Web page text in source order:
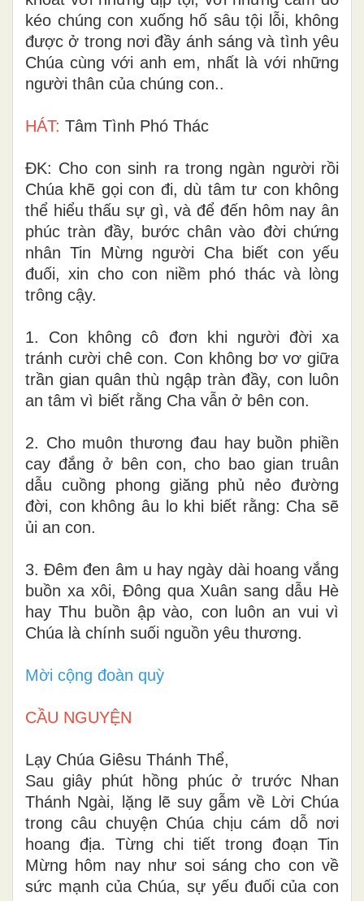
kéo chúng con xuống hố sâu tội lỗi, không
được ở trong nơi đầy ánh sáng và tình yêu
Chúa cùng với anh em, nhất là với những
người thân của chúng con..
HÁT: Tâm Tình Phó Thác
ÐK: Cho con sinh ra trong ngàn người rồi
Chúa khẽ gọi con đi, dù tâm tư con không
thể hiểu thấu sự gì, và để đến hôm nay ân
phúc tràn đầy, bước chân vào đời chứng
nhân Tin Mừng người Cha biết con yếu
đuối, xin cho con niềm phó thác và lòng
trông cậy.
1. Con không cô đơn khi người đời xa
tránh cười chê con. Con không bơ vơ giữa
trần gian quân thù ngập tràn đầy, con luôn
an tâm vì biết rằng Cha vẫn ở bên con.
2. Cho muôn thương đau hay buồn phiền
cay đắng ở bên con, cho bao gian truân
dẫu cuồng phong giăng phủ nẻo đường
đời, con không âu lo khi biết rằng: Cha sẽ
ủi an con.
3. Đêm đen âm u hay ngày dài hoang vắng
buồn xa xôi, Đông qua Xuân sang dẫu Hè
hay Thu buồn ập vào, con luôn an vui vì
Chúa là chính suối nguồn yêu thương.
Mời cộng đoàn quỳ
CẦU NGUYỆN
Lạy Chúa Giêsu Thánh Thể,
Sau giây phút hồng phúc ở trước Nhan
Thánh Ngài, lặng lẽ suy gẫm về Lời Chúa
trong câu chuyện Chúa chịu cám dỗ nơi
hoang địa. Từng chi tiết trong đoạn Tin
Mừng hôm nay như soi sáng cho con về
sức mạnh của Chúa, sự yếu đuối của con